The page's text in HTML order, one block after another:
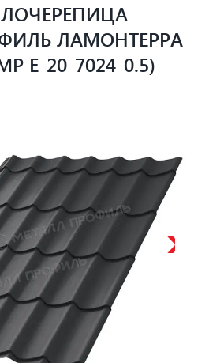
ЛАМОНТЕРРА
E-20-7024-0.5)